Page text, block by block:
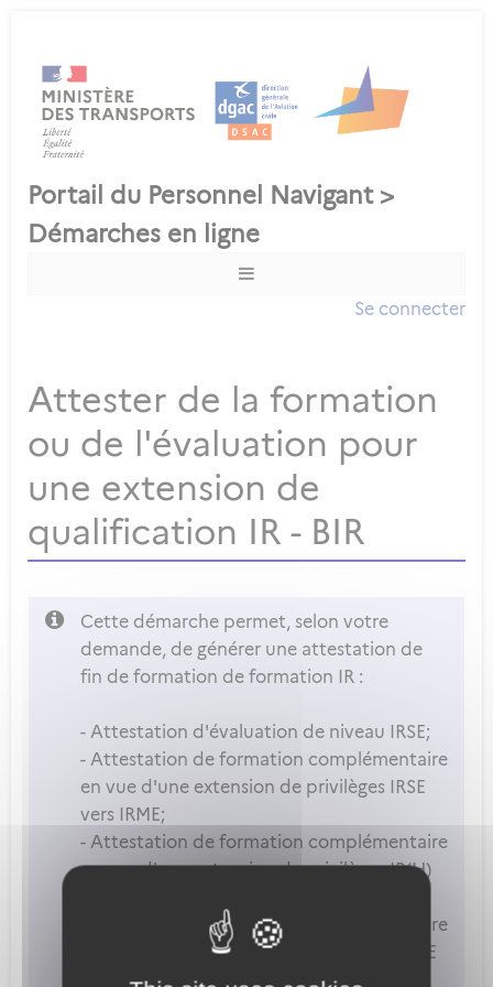
Se connecter
Attester de la formation
ou de l'évaluation pour
une extension de
qualification IR - BIR
Cette démarche permet, selon votre
demande, de générer une attestation de
fin de formation de formation IR :
- Attestation d'évaluation de niveau IRSE;
- Attestation de formation complémentaire
en vue d'une extension de privilèges IRSE
vers IRME;
- Attestation de formation complémentaire
en vue d'une extension de privilèges IR(H)
- Attestation de formation complémentaire
en vue d'une extension de privilèges BIRSE
vers BIRME.